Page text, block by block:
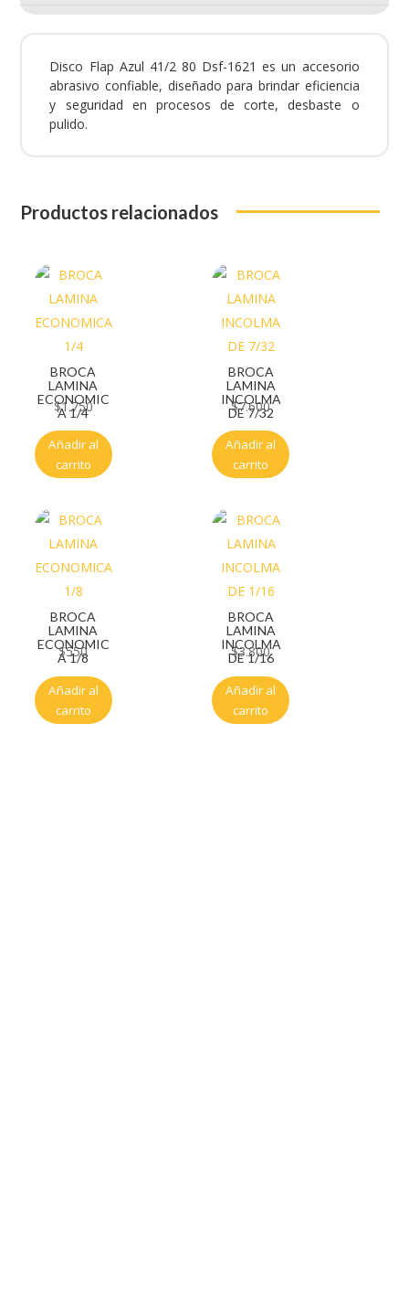
Disco Flap Azul 41/2 80 Dsf-1621 es un accesorio
abrasivo confiable, diseñado para brindar eficiencia
y seguridad en procesos de corte, desbaste o
pulido.
Productos relacionados
BROCA
LAMINA
ECONOMIC
A 1/4
$1.750
Añadir al
carrito
BROCA
LAMINA
INCOLMA
DE 7/32
$7.600
Añadir al
carrito
BROCA
LAMINA
ECONOMIC
A 1/8
$550
Añadir al
carrito
BROCA
LAMINA
INCOLMA
DE 1/16
$3.800
Añadir al
carrito